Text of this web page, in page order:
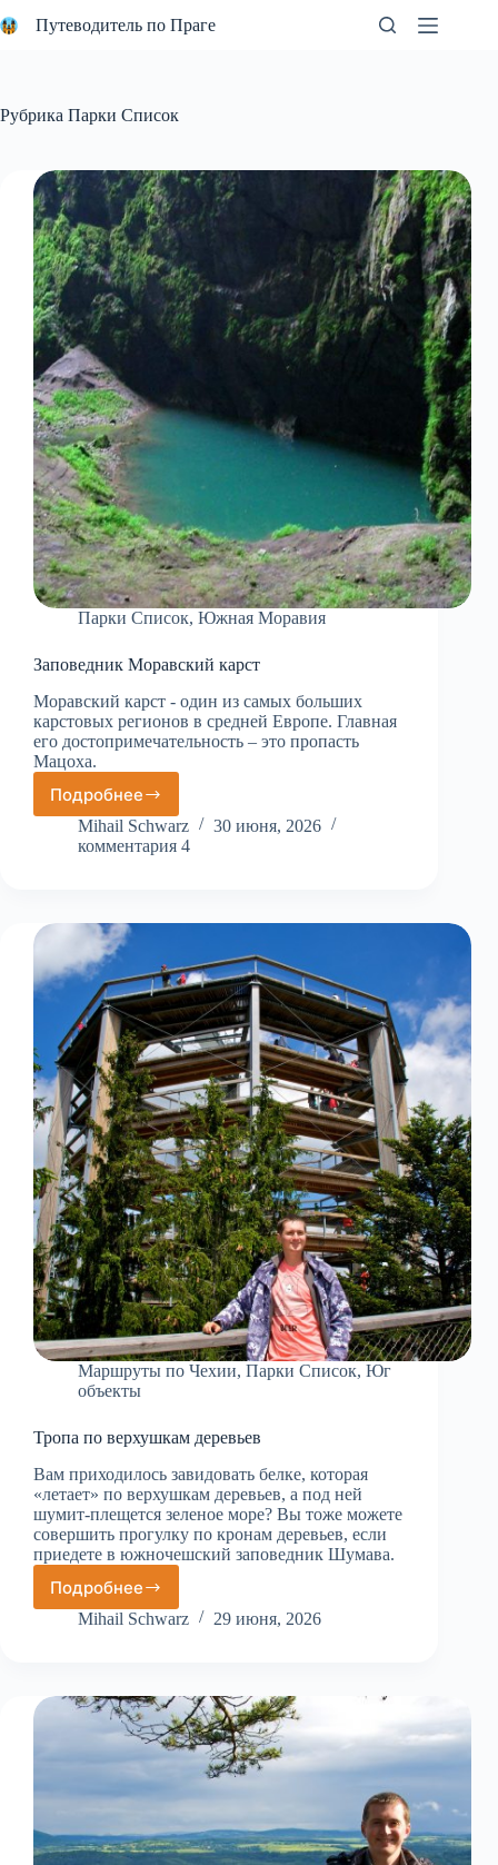
к
Путеводитель по Праге
Рубрика Парки Список
Парки Список, Южная Моравия
Заповедник Моравский карст
Моравский карст - один из самых больших
карстовых регионов в средней Европе. Главная
его достопримечательность – это пропасть
Мацоха.
ПодробнееЗаповедник
Моравский
карст
Mihail Schwarz
30 июня, 2026
комментария 4
Маршруты по Чехии, Парки Список, Юг
объекты
Тропа по верхушкам деревьев
Вам приходилось завидовать белке, которая
«летает» по верхушкам деревьев, а под ней
шумит-плещется зеленое море? Вы тоже можете
совершить прогулку по кронам деревьев, если
приедете в южночешский заповедник Шумава.
Подробнее
Тропа
по
Mihail Schwarz 29 июня, 2026